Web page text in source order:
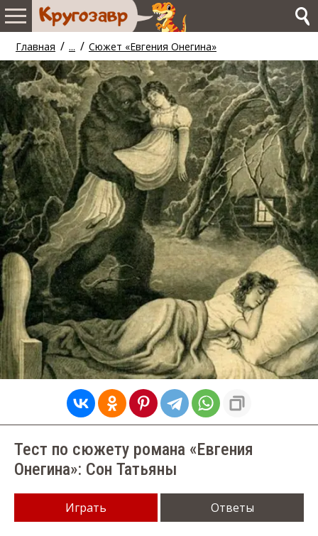
Главная / ... / Сюжет «Евгения Онегина»
Тест по сюжету романа «Евгения
Онегина»: Сон Татьяны
Играть Ответы